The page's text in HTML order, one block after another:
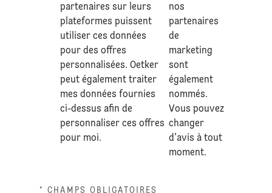
partenaires sur leurs
plateformes puissent
utiliser ces données
pour des offres
personnalisées. Oetker
peut également traiter
mes données fournies
ci-dessus afin de
personnaliser ces offres
pour moi.
nos
partenaires
de
marketing
sont
également
nommés.
Vous pouvez
changer
d'avis à tout
moment.
* CHAMPS OBLIGATOIRES